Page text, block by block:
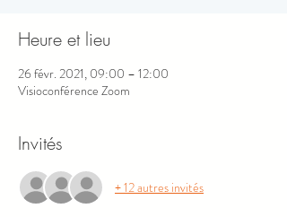
Heure et lieu
26 févr. 2021, 09:00 – 12:00
Visioconférence Zoom
Invités
+ 12 autres invités